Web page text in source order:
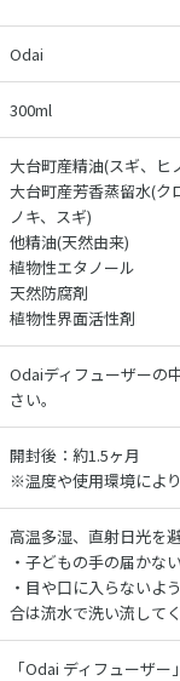
Odai
300ml
大台町産精油(スギ、ヒ
大台町産芳香蒸留水(ク
ノキ、スギ)
他精油(天然由来)
植物性エタノール
天然防腐剤
植物性界面活性剤
Odaiディフューザーの
さい。
開封後：約1.5ヶ月
※温度や使用環境により
高温多湿、直射日光を
・子どもの手の届かな
・目や口に入らないよ
合は流水で洗い流してく
「Odai ディフューザ